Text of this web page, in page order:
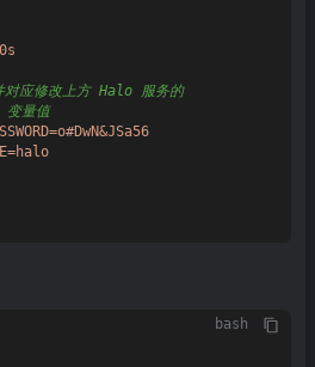
对应修改上方 Halo 服务的
变量值
bash